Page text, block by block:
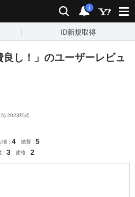
検索 通知
i
ID新規取得
し！」のユーザーレビュ
2023年式
地 4 燃費 5
3 価格 2